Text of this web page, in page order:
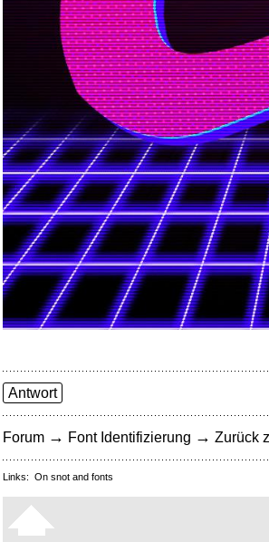
Antwort
Forum → Font Identifizierung → Zurück
Links: On snot and fonts